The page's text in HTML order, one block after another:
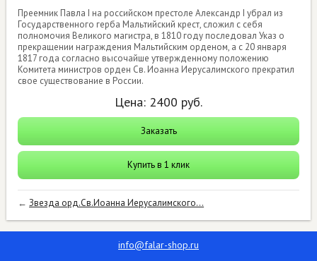
Преемник Павла I на российском престоле Александр I убрал из
Государственного герба Мальтийский крест, сложил с себя
полномочия Великого магистра, в 1810 году последовал Указ о
прекращении награждения Мальтийским орденом, а с 20 января
1817 года согласно высочайше утвержденному положению
Комитета министров орден Св. Иоанна Иерусалимского прекратил
свое существование в России.
Цена: 2400 руб.
Заказать
Купить в 1 клик
←Звезда орд.Св.Иоанна Иерусалимского...
info@falar-shop.ru